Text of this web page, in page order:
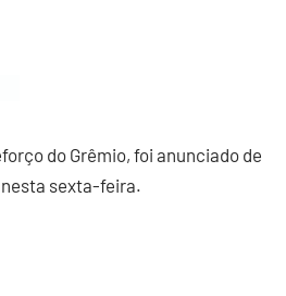
do Grêmio, foi anunciado de
sexta-feira.